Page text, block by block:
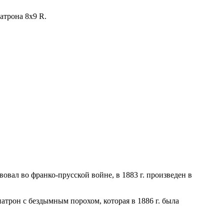
8x9 R.
во франко-прусской войне, в 1883 г. произведен в
с бездымным порохом, которая в 1886 г. была